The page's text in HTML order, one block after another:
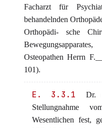
Facharzt für
behandelnden
Orthopädi- sche
Osteopathen Herrn
101).
E. 3.3.1
Dr.
Stellungnahme
Wesentlichen fest,